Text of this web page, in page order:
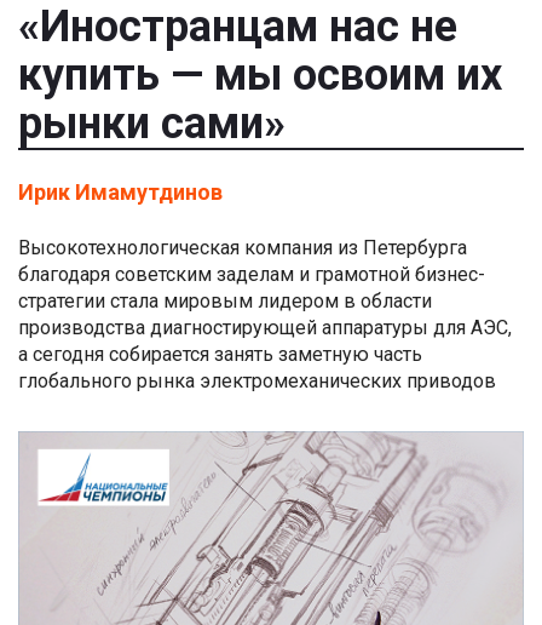
«Иностранцам нас не
купить — мы освоим их
рынки сами»
Ирик Имамутдинов
Высокотехнологическая компания из Петербурга
благодаря советским заделам и грамотной бизнес-
стратегии стала мировым лидером в области
производства диагностирующей аппаратуры для АЭС,
а сегодня собирается занять заметную часть
глобального рынка электромеханических приводов